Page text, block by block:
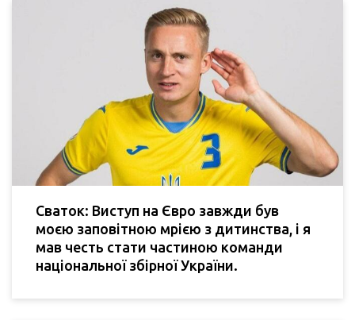
Сваток: Виступ на Євро завжди був
моєю заповітною мрією з дитинства, і я
мав честь стати частиною команди
національної збірної України.